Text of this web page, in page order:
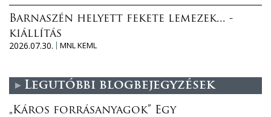
Barnaszén helyett fekete lemezek... -
kiállítás
2026.07.30.
MNL KEML
Legutóbbi blogbejegyzések
„Káros forrásanyagok” Egy